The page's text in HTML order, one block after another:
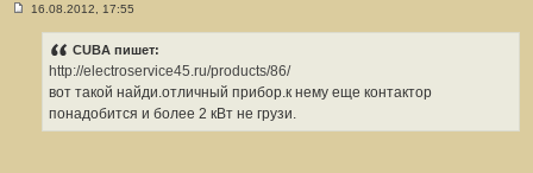
16.08.2012, 17:55
CUBA пишет:
http://electroservice45.ru/products/86/
вот такой найди.отличный прибор.к нему еще контактор
понадобится и более 2 кВт не грузи.